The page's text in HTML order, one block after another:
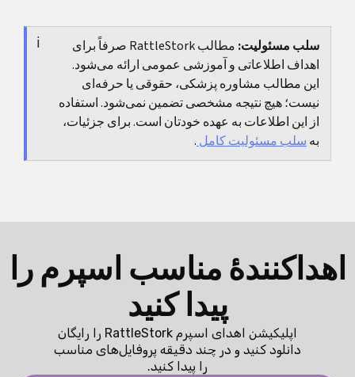
جدید ظاهر شوند، یا عوامل مرزی واضح‌تر شوند. به همین
دلیل این تشخیص بیشتر یک اصطلاح کاری است تا یک
برچسب نهایی.
سلب مسئولیت:
مطالب RattleStork صرفاً برای
اهداف اطلاعاتی و آموزشی عمومی ارائه می‌شود.
این مطالب مشاوره پزشکی، حقوقی یا حرفه‌ای
نیست؛ هیچ نتیجه مشخصی تضمین نمی‌شود. استفاده
از این اطلاعات به عهده خودتان است. برای جزئیات،
بهسلب مسئولیت کامل.
اهداکنندهٔ مناسب اسپرم را
پیدا کنید
اپلیکیشن اهدای اسپرم RattleStork را رایگان
دانلود کنید و در چند دقیقه پروفایل‌های مناسب
را پیدا کنید.